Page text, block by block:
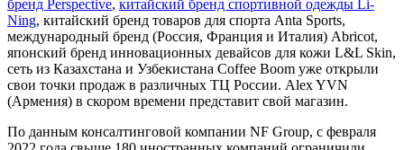
бренд Perspective, китайский бренд спортивной одежды Li-
Ning, китайский бренд товаров для спорта Anta Sports,
международный бренд (Россия, Франция и Италия) Abricot,
японский бренд инновационных девайсов для кожи L&L Skin,
сеть из Казахстана и Узбекистана Coffee Boom уже открыли
свои точки продаж в различных ТЦ России. Alex YVN
(Армения) в скором времени представит свой магазин.
По данным консалтинговой компании NF Group, с февраля